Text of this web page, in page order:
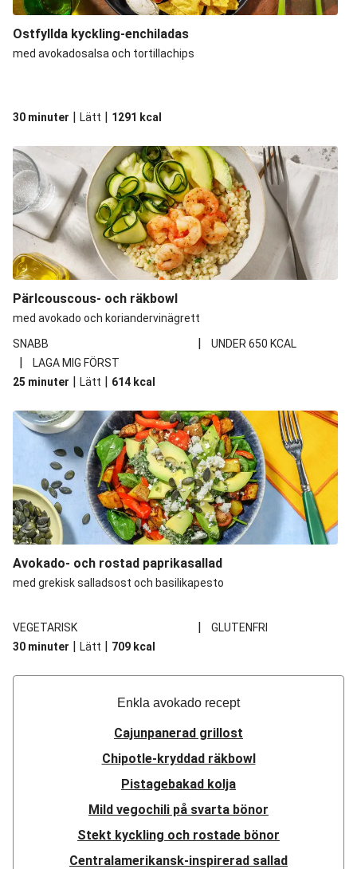
Ostfyllda kyckling-enchiladas
med avokadosalsa och tortillachips
30 minuter | Lätt | 1291 kcal
Pärlcouscous- och räkbowl
med avokado och koriandervinägrett
SNABB
| UNDER 650 KCAL
|
LAGA MIG FÖRST
25 minuter | Lätt | 614 kcal
Avokado- och rostad paprikasallad
med grekisk salladsost och basilikapesto
VEGETARISK |
GLUTENFRI
30 minuter | Lätt | 709 kcal
Enkla avokado recept
Cajunpanerad grillost
Chipotle-kryddad räkbowl
Pistagebakad kolja
Mild vegochili på svarta bönor
Stekt kyckling och rostade bönor
Centralamerikansk-inspirerad sallad